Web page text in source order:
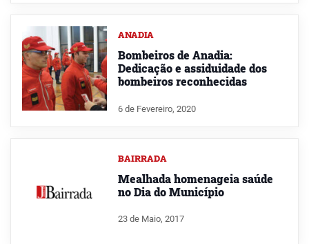
ANADIA
Bombeiros de Anadia:
Dedicação e assiduidade dos
bombeiros reconhecidas
6 de Fevereiro, 2020
BAIRRADA
Mealhada homenageia saúde
no Dia do Município
23 de Maio, 2017